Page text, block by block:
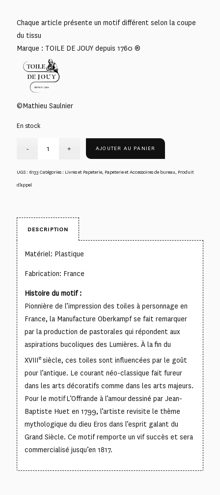
Chaque article présente un motif différent selon la coupe
du tissu
Marque : TOILE DE JOUY depuis 1760 ®
©Mathieu Saulnier
En stock
AJOUTER AU PANIER
UGS : 6133 Catégories : Livres et Papeterie, Papeterie et Accessoires de bureau, Produit
d’appel
DESCRIPTION
Matériel: Plastique
Fabrication: France
Histoire du motif :
Pionnière de l’impression des toiles à personnage en
France, la Manufacture Oberkampf se fait remarquer
par la production de pastorales qui répondent aux
aspirations bucoliques des Lumières. À la fin du
XVIIIesiècle, ces toiles sont influencées par le goût
pour l’antique. Le courant néo-classique fait fureur
dans les arts décoratifs comme dans les arts majeurs.
Pour le motifL’Offrande à l’amourdessiné par Jean-
Baptiste Huet en 1799, l’artiste revisite le thème
mythologique du dieu Eros dans l’esprit galant du
Grand Siècle. Ce motif remporte un vif succès et sera
commercialisé jusqu’en 1817.